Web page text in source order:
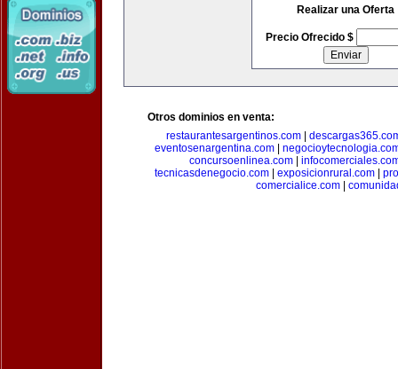
Realizar una Oferta
Precio Ofrecido $
Otros dominios en venta:
restaurantesargentinos.com
eventosenargentina.com
concursoenlinea.com|
tecnicasdenegocio.com
exposicionrural.com
comercialice.com|